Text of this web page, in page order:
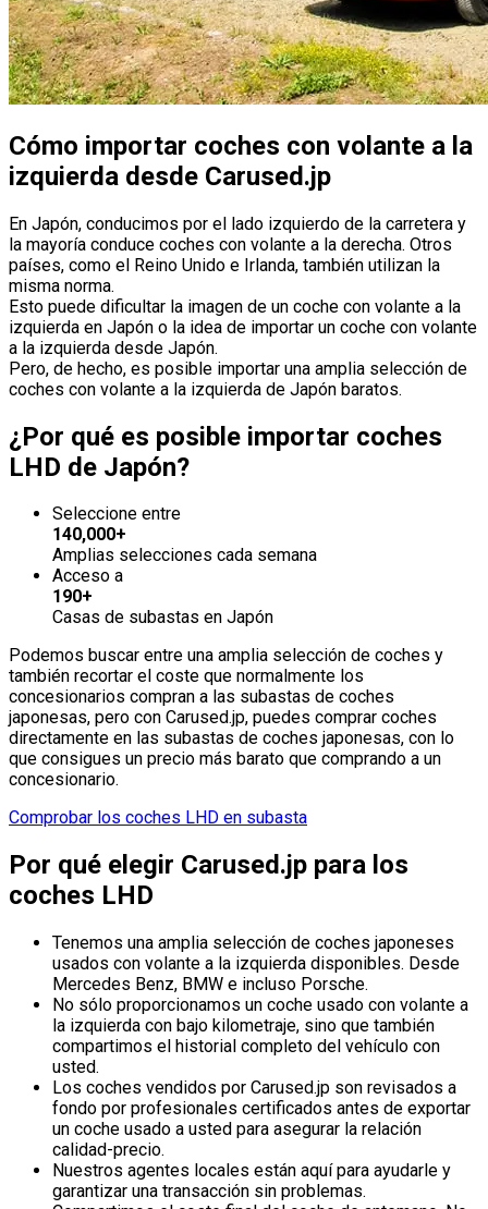
Cómo importar coches con volante a la
izquierda desde Carused.jp
En Japón, conducimos por el lado izquierdo de la carretera y
la mayoría conduce coches con volante a la derecha. Otros
países, como el Reino Unido e Irlanda, también utilizan la
misma norma.
Esto puede dificultar la imagen de un coche con volante a la
izquierda en Japón o la idea de importar un coche con volante
a la izquierda desde Japón.
Pero, de hecho, es posible importar una amplia selección de
coches con volante a la izquierda de Japón baratos.
¿Por qué es posible importar coches
LHD de Japón?
Seleccione entre
140,000+
Amplias selecciones cada semana
Acceso a
190+
Casas de subastas en Japón
Podemos buscar entre una amplia selección de coches y
también recortar el coste que normalmente los
concesionarios compran a las subastas de coches
japonesas, pero con Carused.jp, puedes comprar coches
directamente en las subastas de coches japonesas, con lo
que consigues un precio más barato que comprando a un
concesionario.
Comprobar los coches LHD en subasta
Por qué elegir Carused.jp para los
coches LHD
Tenemos una amplia selección de coches japoneses
usados con volante a la izquierda disponibles. Desde
Mercedes Benz, BMW e incluso Porsche.
No sólo proporcionamos un coche usado con volante a
la izquierda con bajo kilometraje, sino que también
compartimos el historial completo del vehículo con
usted.
Los coches vendidos por Carused.jp son revisados a
fondo por profesionales certificados antes de exportar
un coche usado a usted para asegurar la relación
calidad-precio.
Nuestros agentes locales están aquí para ayudarle y
garantizar una transacción sin problemas.